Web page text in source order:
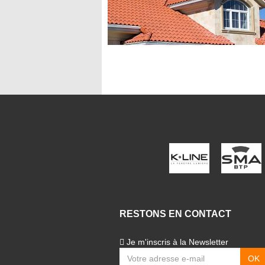
RESTONS EN CONTACT
Je m'inscris à la Newsletter